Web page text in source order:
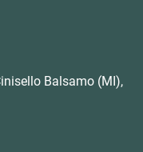
Balsamo (MI),